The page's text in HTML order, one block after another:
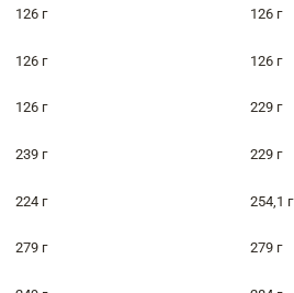
126 г 126 г
126 г 126 г
126 г 229 г
239 г 229 г
224 г 254,1 г
279 г 279 г